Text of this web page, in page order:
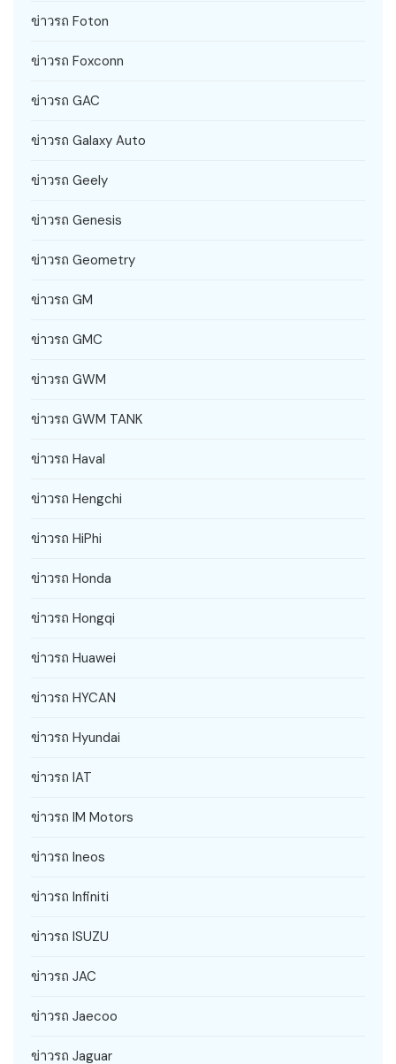
ข่าวรถ Foton
ข่าวรถ Foxconn
ข่าวรถ GAC
ข่าวรถ Galaxy Auto
ข่าวรถ Geely
ข่าวรถ Genesis
ข่าวรถ Geometry
ข่าวรถ GM
ข่าวรถ GMC
ข่าวรถ GWM
ข่าวรถ GWM TANK
ข่าวรถ Haval
ข่าวรถ Hengchi
ข่าวรถ HiPhi
ข่าวรถ Honda
ข่าวรถ Hongqi
ข่าวรถ Huawei
ข่าวรถ HYCAN
ข่าวรถ Hyundai
ข่าวรถ IAT
ข่าวรถ IM Motors
ข่าวรถ Ineos
ข่าวรถ Infiniti
ข่าวรถ ISUZU
ข่าวรถ JAC
ข่าวรถ Jaecoo
ข่าวรถ Jaguar